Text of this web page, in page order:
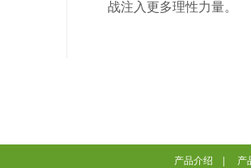
战注入更多理性力量。
产品介绍 | 产